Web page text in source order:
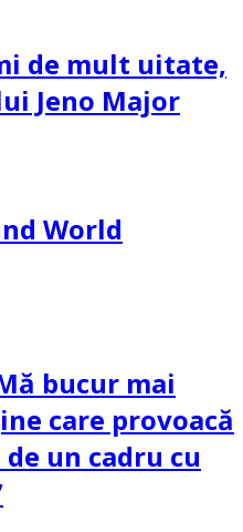
de mult uitate,
Jeno Major
World
bucur mai
care provoacă
un cadru cu